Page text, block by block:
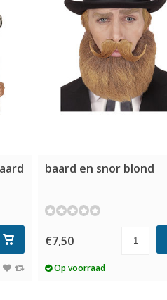
baard en snor blond
€7,50
Op voorraad